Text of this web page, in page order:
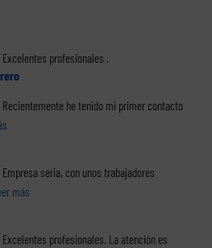
Excelentes profesionales .
Recientemente he tenido mi primer contacto
Empresa seria, con unos trabajadores
más
Excelentes profesionales. La atención es